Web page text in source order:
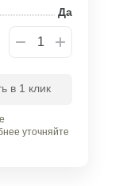
Да
в 1 клик
уточняйте